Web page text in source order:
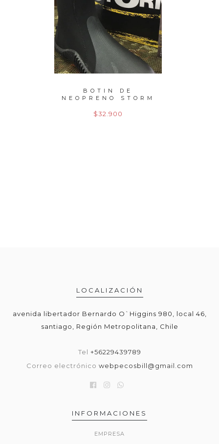
BOTIN DE
NEOPRENO STORM
$32.900
LOCALIZACIÓN
avenida libertador Bernardo O`Higgins 980, local 46,
santiago, Región Metropolitana, Chile
Tel +56229439789
Correo electrónico webpecosbill@gmail.com
INFORMACIONES
EMPRESA